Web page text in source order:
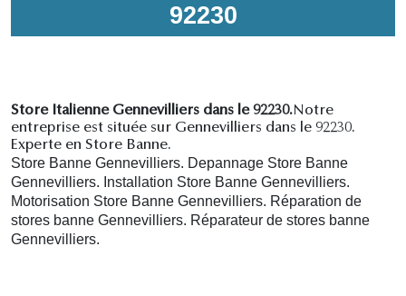
92230
Store Italienne Gennevilliers dans le 92230.Notre
entreprise est située sur Gennevilliers dans le 92230.
Experte en Store Banne.
Store Banne Gennevilliers. Depannage Store Banne
Gennevilliers. Installation Store Banne Gennevilliers.
Motorisation Store Banne Gennevilliers. Réparation de
stores banne Gennevilliers. Réparateur de stores banne
Gennevilliers.